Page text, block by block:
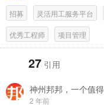
招募 灵活用工服务平台
优秀工程师 项目管理
27 引用
神州邦邦，一个值
2 年前